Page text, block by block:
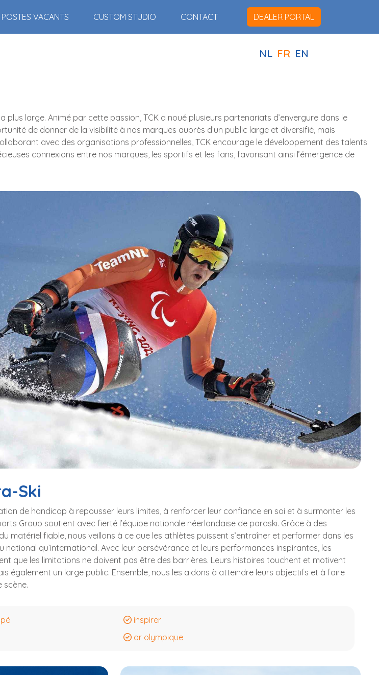
POSTES VACANTS CUSTOM STUDIO CONTACT DEALER PORTAL
NL FR EN
large. Animé par cette passion, TCK a noué plusieurs partenariats d’envergure dans le
de donner de la visibilité à nos marques auprès d’un public large et diversifié, mais
avec des organisations professionnelles, TCK encourage le développement des talents
connexions entre nos marques, les sportifs et les fans, favorisant ainsi l’émergence de
Ski
de handicap à repousser leurs limites, à renforcer leur confiance en soi et à surmonter les
Group soutient avec fierté l’équipe nationale néerlandaise de paraski. Grâce à des
matériel fiable, nous veillons à ce que les athlètes puissent s’entraîner et performer dans les
national qu’international. Avec leur persévérance et leurs performances inspirantes, les
que les limitations ne doivent pas être des barrières. Leurs histoires touchent et motivent
également un large public. Ensemble, nous les aidons à atteindre leurs objectifs et à faire
scène.
inspirer
or olympique